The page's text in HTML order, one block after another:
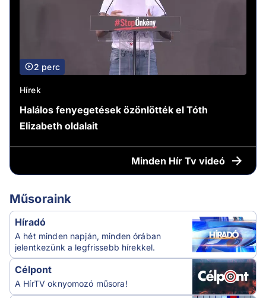
2 perc
Hírek
Halálos fenyegetések özönlötték el Tóth
Elizabeth oldalait
Minden Hír Tv videó
Műsoraink
Híradó
A hét minden napján, minden órában
jelentkezünk a legfrissebb hírekkel.
Célpont
A HírTV oknyomozó műsora!